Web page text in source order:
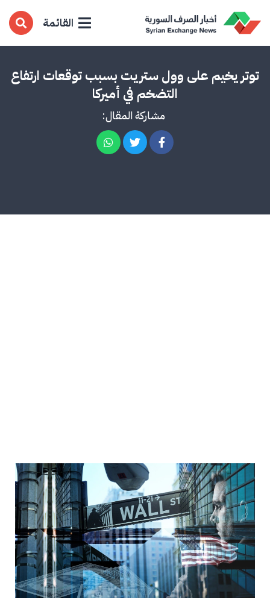
القائمة
توتر يخيم على وول ستريت بسبب توقعات ارتفاع
التضخم في أميركا
مشاركة المقال: